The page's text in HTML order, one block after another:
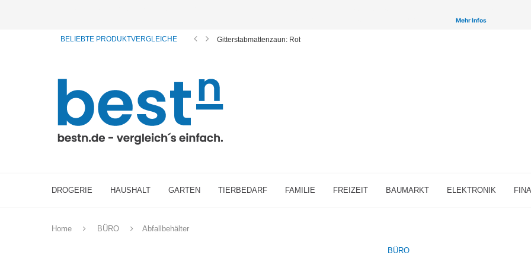
Mehr Infos
BELIEBTE PRODUKTVERGLEICHE Gitterstabmattenzaun: Robuste und vielseitige Zäune für Ihr Grundstück
DROGERIE HAUSHALT GARTEN TIERBEDARF FAMILIE FREIZEIT BAUMARKT ELEKTRONIK
Home BÜRO Abfallbehälter
BÜRO